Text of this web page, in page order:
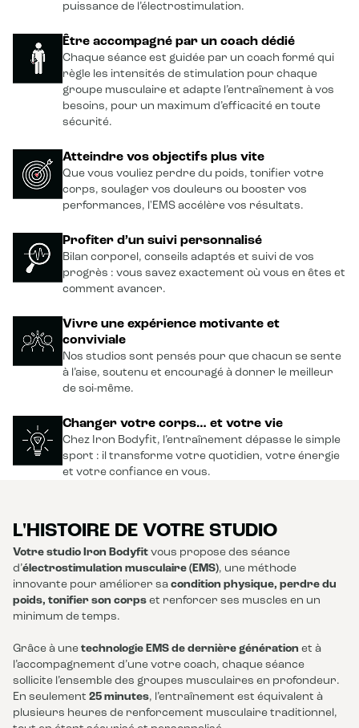
puissance de l’électrostimulation.
Être accompagné par un coach dédié
Chaque séance est guidée par un coach formé qui
règle les intensités de stimulation pour chaque
groupe musculaire et adapte l’entraînement à vos
besoins, pour un maximum d’efficacité en toute
sécurité.
Atteindre vos objectifs plus vite
Que vous vouliez perdre du poids, tonifier votre
corps, soulager vos douleurs ou booster vos
performances, l'EMS accélère vos résultats.
Profiter d’un suivi personnalisé
Bilan corporel, conseils adaptés et suivi de vos
progrès : vous savez exactement où vous en êtes et
comment avancer.
Vivre une expérience motivante et
conviviale
Nos studios sont pensés pour que chacun se sente
à l’aise, soutenu et encouragé à donner le meilleur
de soi-même.
Changer votre corps… et votre vie
Chez Iron Bodyfit, l’entraînement dépasse le simple
sport : il transforme votre quotidien, votre énergie
et votre confiance en vous.
L'HISTOIRE DE VOTRE STUDIO
Votre studio Iron Bodyfit vous propose des séance
d’électrostimulation musculaire (EMS), une méthode
innovante pour améliorer sa condition physique, perdre du
poids, tonifier son corps et renforcer ses muscles en un
minimum de temps.
Grâce à une technologie EMS de dernière génération et à
l’accompagnement d’une votre coach, chaque séance
sollicite l’ensemble des groupes musculaires en profondeur.
En seulement 25 minutes, l’entraînement est équivalent à
plusieurs heures de renforcement musculaire traditionnel,